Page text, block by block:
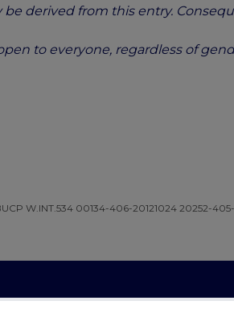
derived from this entry.
to everyone, regardless of
W.INT.534 00134-406-20121024 20252-